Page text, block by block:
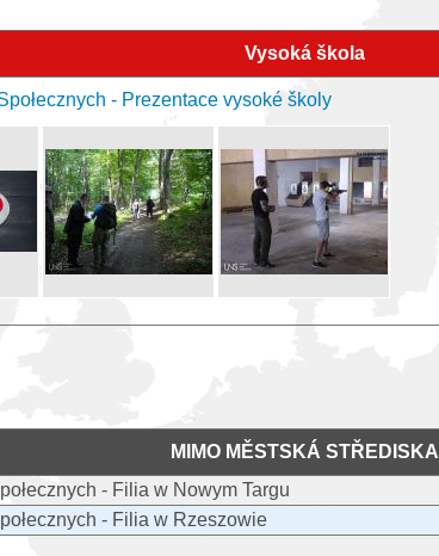
Vysoká škola
- Prezentace vysoké školy
MIMO MĚSTSKÁ STŘEDISKA
- Filia w Nowym Targu
- Filia w Rzeszowie